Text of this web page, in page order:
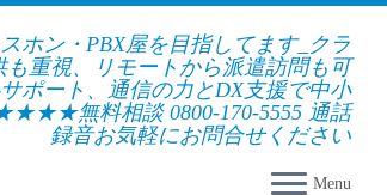
ホン・PBX屋を目指してます_クラ
重視、リモートから派遣訪問も可
ポート、通信の力とDX支援で中小
無料相談 0800-170-5555 通話
録音お気軽にお問合せください
Menu